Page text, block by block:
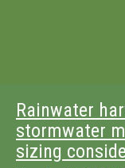
Rainwater
stormwater
sizing